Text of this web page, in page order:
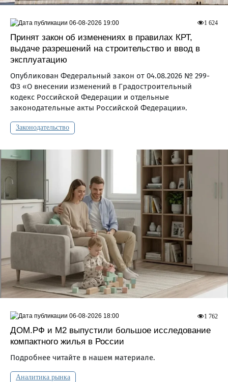
Принят закон об изменениях в правилах КРТ,
выдаче разрешений на строительство и ввод в
эксплуатацию
Опубликован Федеральный закон от 04.08.2026 № 299-
ФЗ «О внесении изменений в Градостроительный
кодекс Российской Федерации и отдельные
законодательные акты Российской Федерации».
Законодательство
1 624
06-08-2026 19:00
ДOМ.PФ и М2 выпустили большое исследование
компактного жилья в России
Подробнее читайте в нашем материале.
Аналитика рынка
1 762
06-08-2026 18:00